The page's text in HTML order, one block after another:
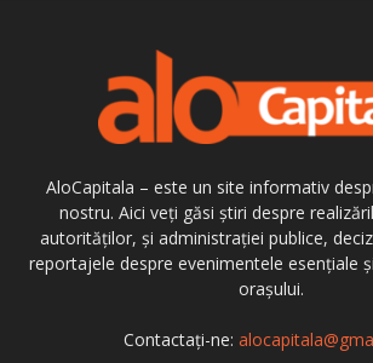
AloCapitala – este un site informativ
nostru. Aici veți găsi știri despre
autorităților, și administrației publice,
reportajele despre evenimentele esențiale
orașului.
Contactați-ne: